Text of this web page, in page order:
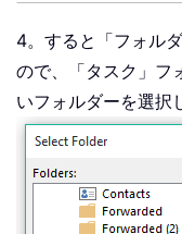
4。すると「フォル
ので、「タスク」フ
いフォルダーを選択